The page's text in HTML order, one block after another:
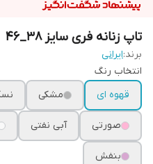
تاپ زنانه فری سایز 38_46
برند:ایرانی
انتخاب رنگ
قهوه ای
مشکی
صورتی آبی نفتی
بنفش